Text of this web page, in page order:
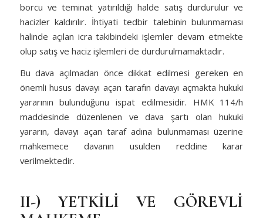
borcu ve teminat yatırıldığı halde satış durdurulur ve
hacizler kaldırılır. İhtiyati tedbir talebinin bulunmaması
halinde açılan icra takibindeki işlemler devam etmekte
olup satış ve haciz işlemleri de durdurulmamaktadır.
Bu dava açılmadan önce dikkat edilmesi gereken en
önemli husus davayı açan tarafın davayı açmakta hukuki
yararının bulunduğunu ispat edilmesidir. HMK 114/h
maddesinde düzenlenen ve dava şartı olan hukuki
yararın, davayı açan taraf adına bulunmaması üzerine
mahkemece davanın usulden reddine karar
verilmektedir.
II-) YETKİLİ VE GÖREVLİ